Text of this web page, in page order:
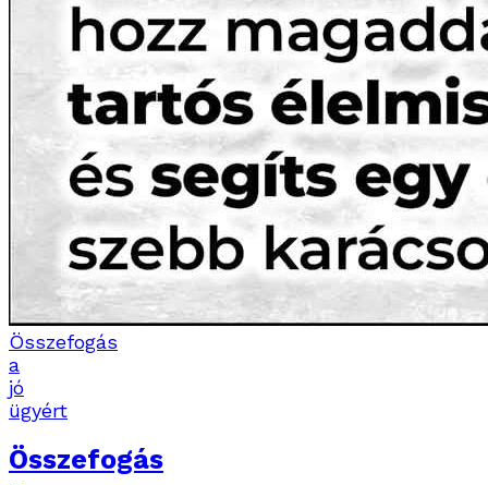
Összefogás
a
jó
ügyért
Összefogás